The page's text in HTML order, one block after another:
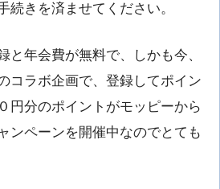
続きを済ませてください。
と年会費が無料で、しかも今、
コラボ企画で、登録してポイン
円分のポイントがモッピーから
ンペーンを開催中なのでとても